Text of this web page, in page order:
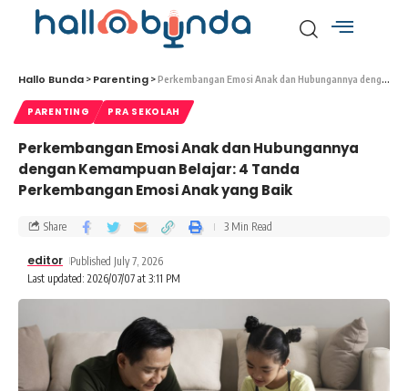
Hallo Bunda > Parenting >Perkembangan Emosi Anak dan Hubungannya dengan Kemampuan Belajar: 4 Tanda Perkembangan Emosi Anak yang Baik
PARENTING PRA SEKOLAH
Perkembangan Emosi Anak dan Hubungannya
dengan Kemampuan Belajar: 4 Tanda
Perkembangan Emosi Anak yang Baik
Last updated: 2026/07/07 at 3:11 PM
editor Published July 7, 2026
Share 3 Min Read